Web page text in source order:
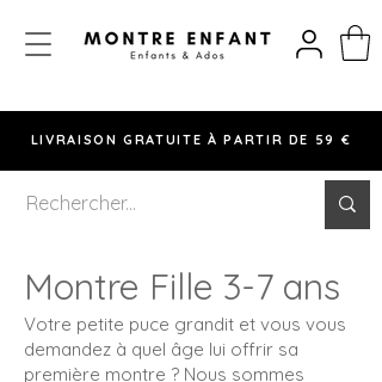
LIVRAISON GRATUITE À PARTIR DE 59 €
Montre Fille 3-7 ans
Votre petite puce grandit et vous vous
demandez à quel âge lui offrir sa
première montre ? Nous sommes